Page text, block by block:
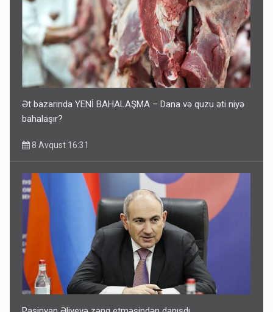
Ət bazarında YENİ BAHALAŞMA – Dana və quzu əti niyə
bahalaşır?
8 Avqust 16:31